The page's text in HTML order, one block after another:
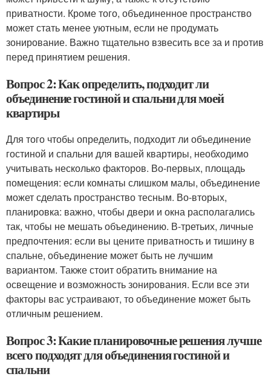
приватности. Кроме того, объединенное пространство
может стать менее уютным, если не продумать
зонирование. Важно тщательно взвесить все за и против
перед принятием решения.
Вопрос 2: Как определить, подходит ли
объединение гостиной и спальни для моей
квартиры
Для того чтобы определить, подходит ли объединение
гостиной и спальни для вашей квартиры, необходимо
учитывать несколько факторов. Во-первых, площадь
помещения: если комнаты слишком малы, объединение
может сделать пространство тесным. Во-вторых,
планировка: важно, чтобы двери и окна располагались
так, чтобы не мешать объединению. В-третьих, личные
предпочтения: если вы цените приватность и тишину в
спальне, объединение может быть не лучшим
вариантом. Также стоит обратить внимание на
освещение и возможность зонирования. Если все эти
факторы вас устраивают, то объединение может быть
отличным решением.
Вопрос 3: Какие планировочные решения лучше
всего подходят для объединения гостиной и
спальни